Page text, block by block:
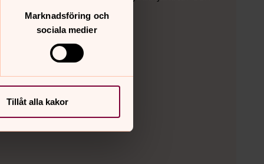
Marknadsföring och
sociala medier
Tillåt alla kakor